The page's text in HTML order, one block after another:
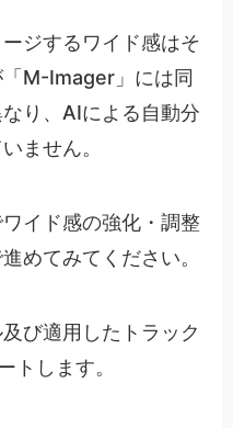
ジするワイド感はそ
M-Imager」には同
り、AIによる自動分
ません。
イド感の強化・調整
めてみてください。
び適用したトラック
トします。